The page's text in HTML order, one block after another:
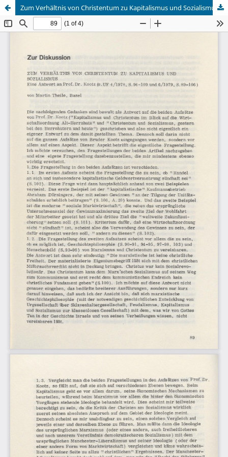
Zum Verhältnis von Christentum zu Kapitalismus und Sozialismus